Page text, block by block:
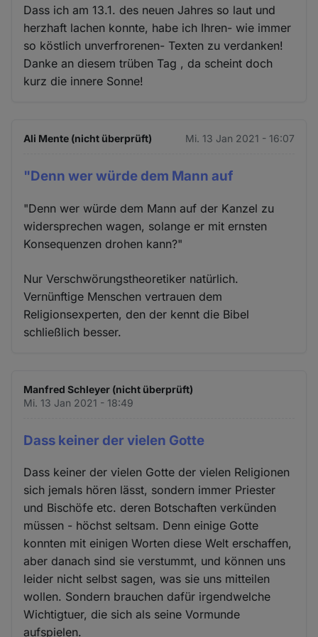
Dass ich am 13.1. des neuen Jahres so laut und
herzhaft lachen konnte, habe ich Ihren- wie immer
so köstlich unverfrorenen- Texten zu verdanken!
Danke an diesem trüben Tag , da scheint doch
kurz die innere Sonne!
Ali Mente (nicht überprüft) Mi. 13 Jan 2021 - 16:07
"Denn wer würde dem Mann auf
"Denn wer würde dem Mann auf der Kanzel zu
widersprechen wagen, solange er mit ernsten
Konsequenzen drohen kann?"
Nur Verschwörungstheoretiker natürlich.
Vernünftige Menschen vertrauen dem
Religionsexperten, den der kennt die Bibel
schließlich besser.
Manfred Schleyer (nicht überprüft)
Mi. 13 Jan 2021 - 18:49
Dass keiner der vielen Gotte
Dass keiner der vielen Gotte der vielen Religionen
sich jemals hören lässt, sondern immer Priester
und Bischöfe etc. deren Botschaften verkünden
müssen - höchst seltsam. Denn einige Gotte
konnten mit einigen Worten diese Welt erschaffen,
aber danach sind sie verstummt, und können uns
leider nicht selbst sagen, was sie uns mitteilen
wollen. Sondern brauchen dafür irgendwelche
Wichtigtuer, die sich als seine Vormunde
aufspielen.